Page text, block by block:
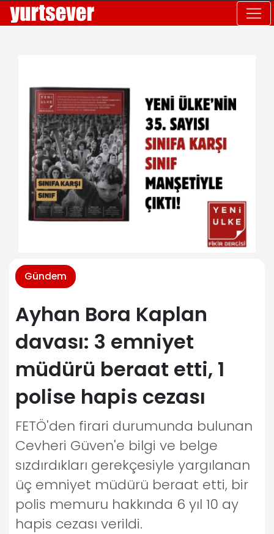
Gündem
Ayhan Bora Kaplan
davası: 3 emniyet
müdürü beraat etti, 1
polise hapis cezası
FETÖ'den firari durumunda bulunan
Cevheri Güven'e bilgi ve belge
sızdırdıkları gerekçesiyle yargılanan
üç emniyet müdürü beraat etti, bir
polis memuru hakkında 6 yıl 10 ay
hapis cezası verildi.